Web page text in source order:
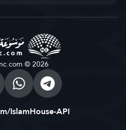
© 2026
IslamHouse-API